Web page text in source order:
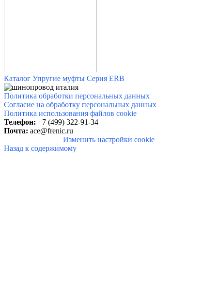
Каталог Упругие муфты Серия ERB
Политика обработки персональных данных
Согласие на обработку персональных данных
Политика использования файлов cookie
Телефон: +7 (499) 322-91-34
Почта: ace@frenic.ru
Изменить настройки cookie
Назад к содержимому